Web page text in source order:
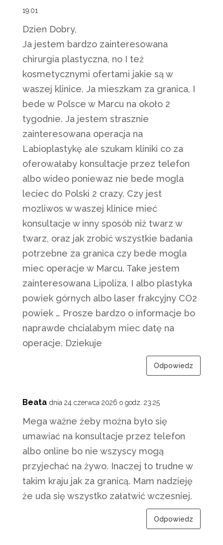
19:01
Dzien Dobry,
Ja jestem bardzo zainteresowana
chirurgia plastyczna, no I też
kosmetycznymi ofertami jakie są w
waszej klinice. Ja mieszkam za granica, I
bede w Polsce w Marcu na około 2
tygodnie. Ja jestem strasznie
zainteresowana operacja na
Labioplastykę ale szukam kliniki co za
oferowałaby konsultacje przez telefon
albo wideo poniewaz nie bede mogla
leciec do Polski 2 crazy. Czy jest
mozliwos w waszej klinice mieć
konsultacje w inny sposób niż twarz w
twarz, oraz jak zrobić wszystkie badania
potrzebne za granica czy bede mogla
miec operacje w Marcu. Take jestem
zainteresowana Lipoliza, I albo plastyka
powiek górnych albo laser frakcyjny CO2
powiek … Prosze bardzo o informacje bo
naprawde chcialabym miec datę na
operacje. Dziekuje
Odpowiedz
Beata dnia 24 czerwca 2026 o godz. 23:25
Mega ważne żeby można było się
umawiać na konsultacje przez telefon
albo online bo nie wszyscy mogą
przyjechać na żywo. Inaczej to trudne w
takim kraju jak za granicą. Mam nadzieję
że uda się wszystko załatwić wczesniej.
Odpowiedz